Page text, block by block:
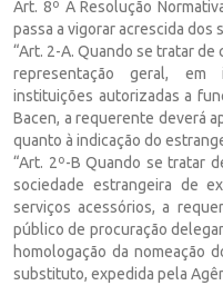
Art. 8º A Resolução
passa a vigorar acrescida dos
“Art. 2-A. Quando se tratar
representação geral, em
instituições autorizadas a
Bacen, a requerente deverá
quanto à indicação do
“Art. 2º-B Quando se tratar
sociedade estrangeira de
serviços acessórios, a
público de procuração
homologação da nomeação
substituto, expedida pela